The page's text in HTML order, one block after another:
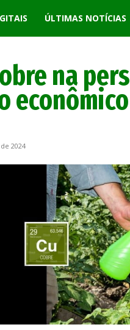
ÚLTIMAS NOTÍCIAS
na
econômico
2024